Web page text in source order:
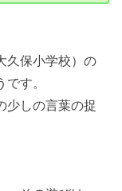
久保小学校）の
す。
少しの言葉の捉